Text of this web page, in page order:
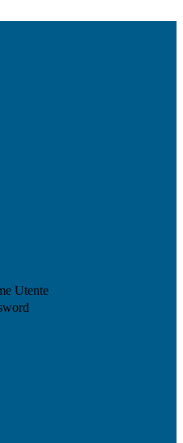
Utente